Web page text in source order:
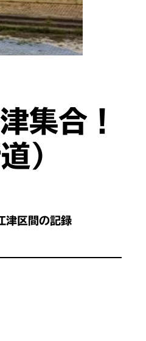
集合！
）
津区間の記録